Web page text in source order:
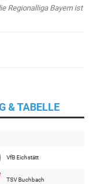
Regionalliga Bayern ist
& TABELLE
VfB Eichstätt
TSV Buchbach